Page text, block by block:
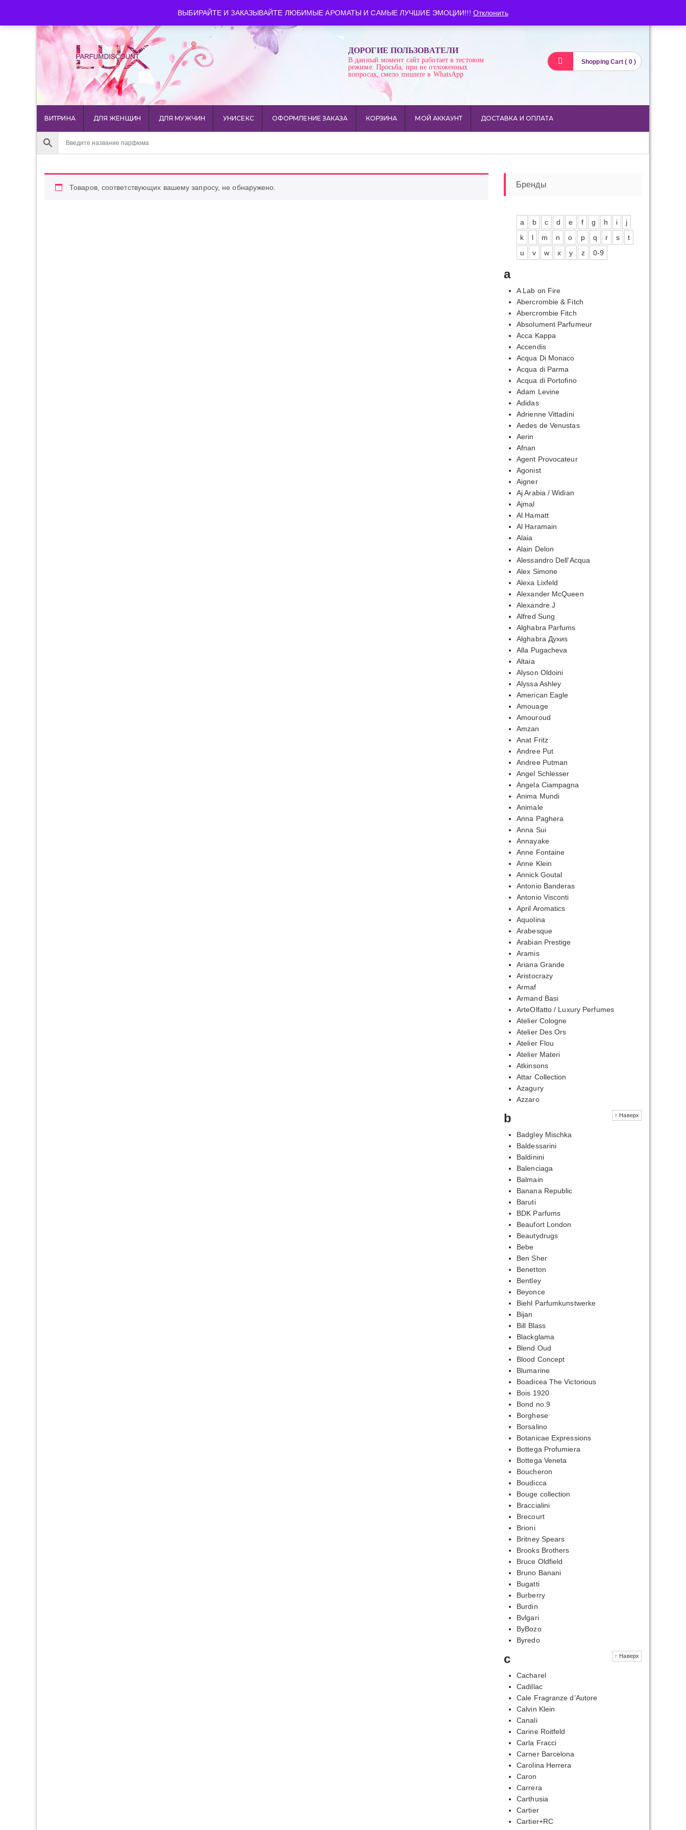
ВЫБИРАЙТЕ И ЗАКАЗЫВАЙТЕ ЛЮБИМЫЕ АРОМАТЫ И САМЫЕ ЛУЧШИЕ ЭМОЦИИ!!! Отклонить
+7 903 544 11 18 г. Москва Время работы: пн-сб 10:00-21:00
ДОРОГИЕ ПОЛЬЗОВАТЕЛИ
В данный момент сайт работает в тестовом
режиме. Просьба, при не отложенных
вопросах, смело пишите в WhatsApp
Shopping Cart ( 0 )
ВИТРИНА ДЛЯ ЖЕНЩИН ДЛЯ МУЖЧИН УНИСЕКС ОФОРМЛЕНИЕ ЗАКАЗА КОРЗИНА МОЙ АККАУНТ ДОСТАВКА И ОПЛАТА
Товаров, соответствующих вашему запросу, не обнаружено. Бренды
a b c d e f g h i
j
k
l m n o p q r s
t
u
v w x y z 0-9
a
A Lab on Fire
Abercrombie & Fitch
Abercrombie Fitch
Absolument Parfumeur
Acca Kappa
Accendis
Acqua Di Monaco
Acqua di Parma
Acqua di Portofino
Adam Levine
Adidas
Adrienne Vittadini
Aedes de Venustas
Aerin
Afnan
Agent Provocateur
Agonist
Aigner
Aj Arabia / Widian
Ajmal
Al Hamatt
Al Haramain
Alaia
Alain Delon
Alessandro Dell'Acqua
Alex Simone
Alexa Lixfeld
Alexander McQueen
Alexandre.J
Alfred Sung
Alghabra Parfums
Alghabra Духиs
Alla Pugacheva
Altaia
Alyson Oldoini
Alyssa Ashley
American Eagle
Amouage
Amouroud
Amzan
Anat Fritz
Andree Put
Andree Putman
Angel Schlesser
Angela Ciampagna
Anima Mundi
Animale
Anna Paghera
Anna Sui
Annayake
Anne Fontaine
Anne Klein
Annick Goutal
Antonio Banderas
Antonio Visconti
April Aromatics
Aquolina
Arabesque
Arabian Prestige
Aramis
Ariana Grande
Aristocrazy
Armaf
Armand Basi
ArteOlfatto / Luxury Perfumes
Atelier Cologne
Atelier Des Ors
Atelier Flou
Atelier Materi
Atkinsons
Attar Collection
Azagury
Azzaro
↑ Наверх
b
Badgley Mischka
Baldessarini
Baldinini
Balenciaga
Balmain
Banana Republic
Baruti
BDK Parfums
Beaufort London
Beautydrugs
Bebe
Ben Sher
Benetton
Bentley
Beyonce
Biehl Parfumkunstwerke
Bijan
Bill Blass
Blackglama
Blend Oud
Blood Concept
Blumarine
Boadicea The Victorious
Bois 1920
Bond no.9
Borghese
Borsalino
Botanicae Expressions
Bottega Profumiera
Bottega Veneta
Boucheron
Boudicca
Bouge collection
Braccialini
Brecourt
Brioni
Britney Spears
Brooks Brothers
Bruce Oldfield
Bruno Banani
Bugatti
Burberry
Burdin
Bvlgari
ByBozo
Byredo
↑ Наверх
c
Cacharel
Cadillac
Cale Fragranze d’Autore
Calvin Klein
Canali
Carine Roitfeld
Carla Fracci
Carner Barcelona
Carolina Herrera
Caron
Carrera
Carthusia
Cartier
Cartier+RC